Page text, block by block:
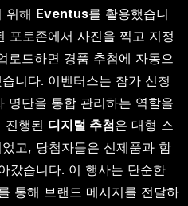
위해 Eventus를 활용했습니
포토존에서 사진을 찍고 지정
로드하면 경품 추첨에 자동으
니다. 이벤터스는 참가 신청
명단을 통합 관리하는 역할을
진행된 디지털 추첨은 대형 스
고, 당첨자들은 신제품과 함
갔습니다. 이 행사는 단순한
통해 브랜드 메시지를 전달하